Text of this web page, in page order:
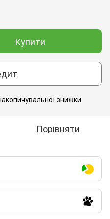
Купити
знижки
Порівняти